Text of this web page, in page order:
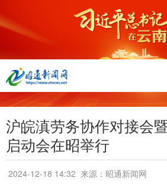
沪皖滇劳务协作对接会
启动会在昭举行
2024-12-18 14:32 来源：昭通新闻网